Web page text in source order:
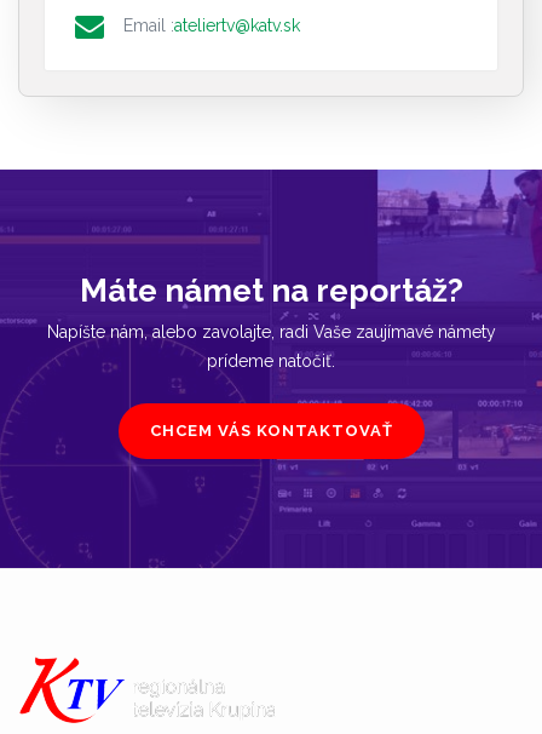
Email :ateliertv@katv.sk
Máte námet na reportáž?
Napíšte nám, alebo zavolajte, radi Vaše zaujímavé námety
prídeme natočiť.
CHCEM VÁS KONTAKTOVAŤ